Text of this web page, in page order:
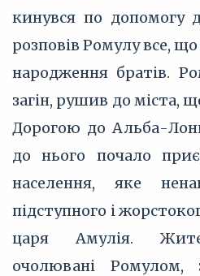
кинувся по допомогу
розповів Ромулу все,
народження братів.
загін, рушив до міста,
Дорогою до Альба-
до нього почало
населення, яке
підступного і
царя Амулія.
очолювані Ромулом,